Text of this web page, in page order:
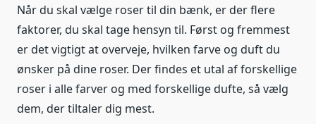
Når du skal vælge roser til din bænk, er der flere
faktorer, du skal tage hensyn til. Først og fremmest
er det vigtigt at overveje, hvilken farve og duft du
ønsker på dine roser. Der findes et utal af forskellige
roser i alle farver og med forskellige dufte, så vælg
dem, der tiltaler dig mest.